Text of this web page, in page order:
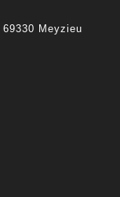
Meyzieu